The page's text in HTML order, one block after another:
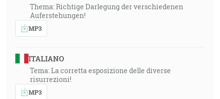
Thema: Richtige Darlegung der verschiedenen
Auferstehungen!
MP3
ITALIANO
Tema: La corretta esposizione delle diverse
risurrezioni!
MP3